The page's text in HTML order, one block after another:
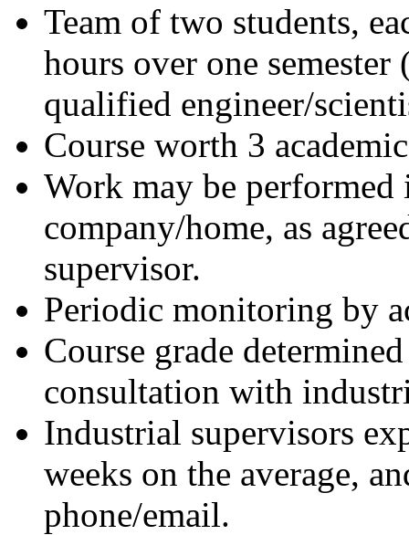
Team of two students,
hours over one
qualified engineer/
Course worth 3
Work may be
company/home, as
supervisor.
Periodic monitoring by
Course grade
consultation with
Industrial supervisors
weeks on the average,
phone/email.